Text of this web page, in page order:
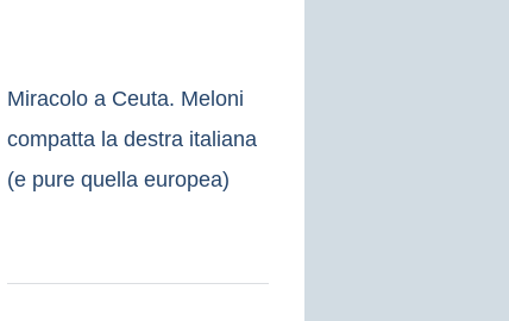
Miracolo a Ceuta. Meloni
compatta la destra italiana
(e pure quella europea)